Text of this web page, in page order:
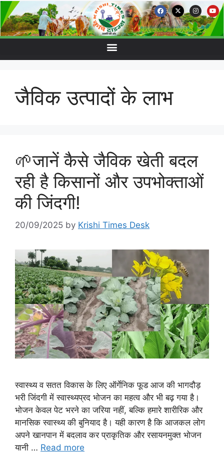
जैविक उत्पादों के लाभ
🌱जानें कैसे जैविक खेती बदल
रही है किसानों और उपभोक्ताओं
की जिंदगी!
20/09/2025 by Krishi Times Desk
स्वास्थ्य व सतत विकास के लिए ऑर्गेनिक फूड आज की भागदौड़
भरी जिंदगी में स्वास्थ्यप्रद भोजन का महत्व और भी बढ़ गया है।
भोजन केवल पेट भरने का जरिया नहीं, बल्कि हमारे शारीरिक और
मानसिक स्वास्थ्य की बुनियाद है। यही कारण है कि आजकल लोग
अपने खानपान में बदलाव कर प्राकृतिक और रसायनमुक्त भोजन
यानी … Read more